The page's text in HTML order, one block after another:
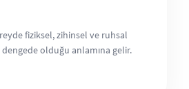
fiziksel, zihinsel ve ruhsal
dengede olduğu anlamına gelir.